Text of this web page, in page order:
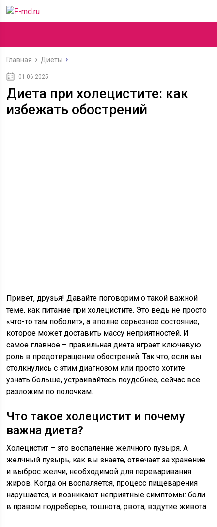
Главная Диеты
01.06.2025
Диета при холецистите: как
избежать обострений
Привет, друзья! Давайте поговорим о такой важной
теме, как питание при холецистите. Это ведь не просто
«что-то там поболит», а вполне серьезное состояние,
которое может доставить массу неприятностей. И
самое главное – правильная диета играет ключевую
роль в предотвращении обострений. Так что, если вы
столкнулись с этим диагнозом или просто хотите
узнать больше, устраивайтесь поудобнее, сейчас все
разложим по полочкам.
Что такое холецистит и почему
важна диета?
Холецистит – это воспаление желчного пузыря. А
желчный пузырь, как вы знаете, отвечает за хранение
и выброс желчи, необходимой для переваривания
жиров. Когда он воспаляется, процесс пищеварения
нарушается, и возникают неприятные симптомы: боли
в правом подреберье, тошнота, рвота, вздутие живота.